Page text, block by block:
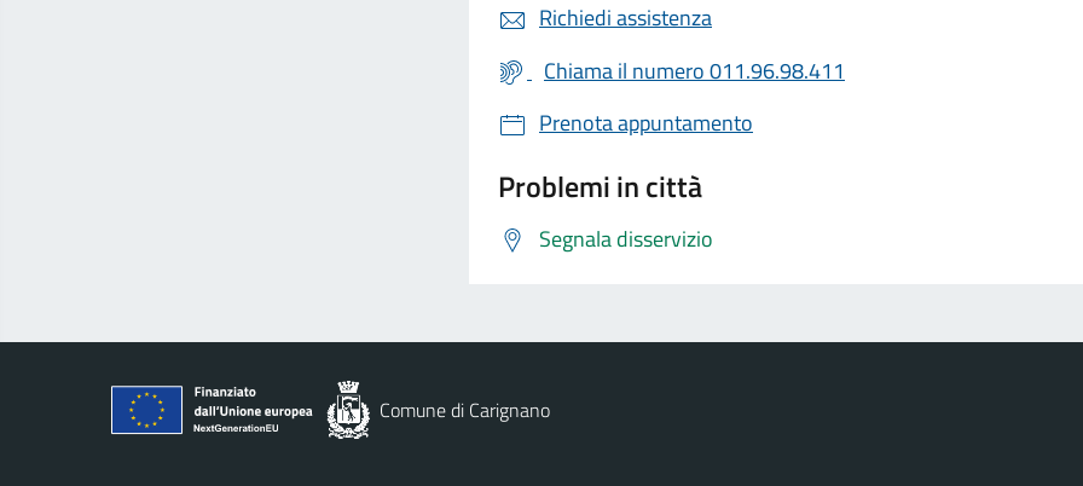
Richiedi assistenza
Chiama il numero 011.96.98.411
Prenota appuntamento
Problemi in città
Segnala disservizio
Comune di Carignano